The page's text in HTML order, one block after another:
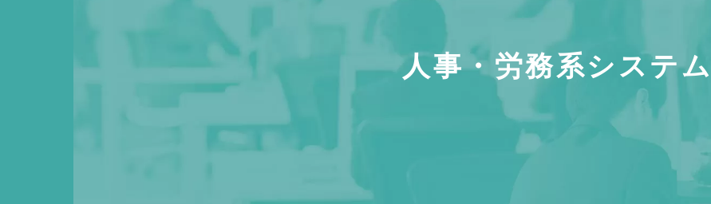
人事・労務系システム